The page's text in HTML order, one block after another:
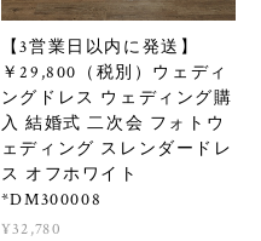
【3営業日以内に発送】
￥29,800（税別）ウェディ
ングドレス ウェディング購
入 結婚式 二次会 フォトウ
ェディング スレンダードレ
ス オフホワイト
*DM300008
¥32,780